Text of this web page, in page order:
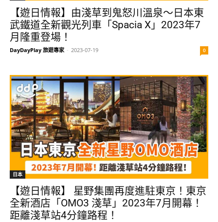
【遊日情報】由淺草到鬼怒川溫泉～日本東
武鐵道全新觀光列車「Spacia X」2023年7
月隆重登場！
DayDayPlay 旅遊專家 - 2023-07-19 0
日本
【遊日情報】 星野集團再度進駐東京！東京
全新酒店「OMO3 淺草」2023年7月開幕！
距離淺草站4分鐘路程！